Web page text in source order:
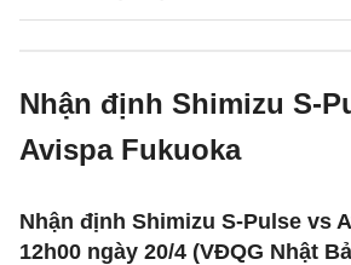
Nhận định Shimizu S-
Avispa Fukuoka
Nhận định Shimizu S-Pulse vs
12h00 ngày 20/4 (VĐQG Nhật